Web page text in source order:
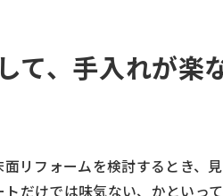
て、手入れが
リフォームを検討するとき、
だけでは味気ない、かといっ